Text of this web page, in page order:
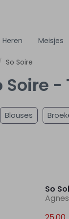
Heren Meisjes
So Soire
Soire -
Blouses
So